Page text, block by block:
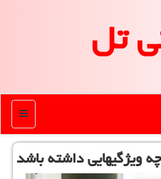
تل
منو
ویژگیهایی داشته باشد